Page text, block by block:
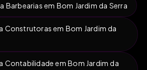
Barbearias em Bom Jardim da Serra
Construtoras em Bom Jardim da
Contabilidade em Bom Jardim da